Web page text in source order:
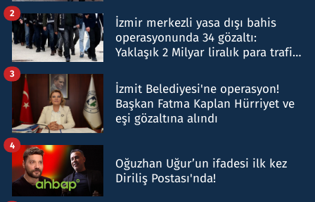
İzmir merkezli yasa dışı bahis
operasyonunda 34 gözaltı:
Yaklaşık 2 Milyar liralık para trafiği
2
İzmit Belediyesi'ne operasyon!
Başkan Fatma Kaplan Hürriyet ve
eşi gözaltına alındı
3
Oğuzhan Uğur’un ifadesi ilk kez
Diriliş Postası'nda!
4